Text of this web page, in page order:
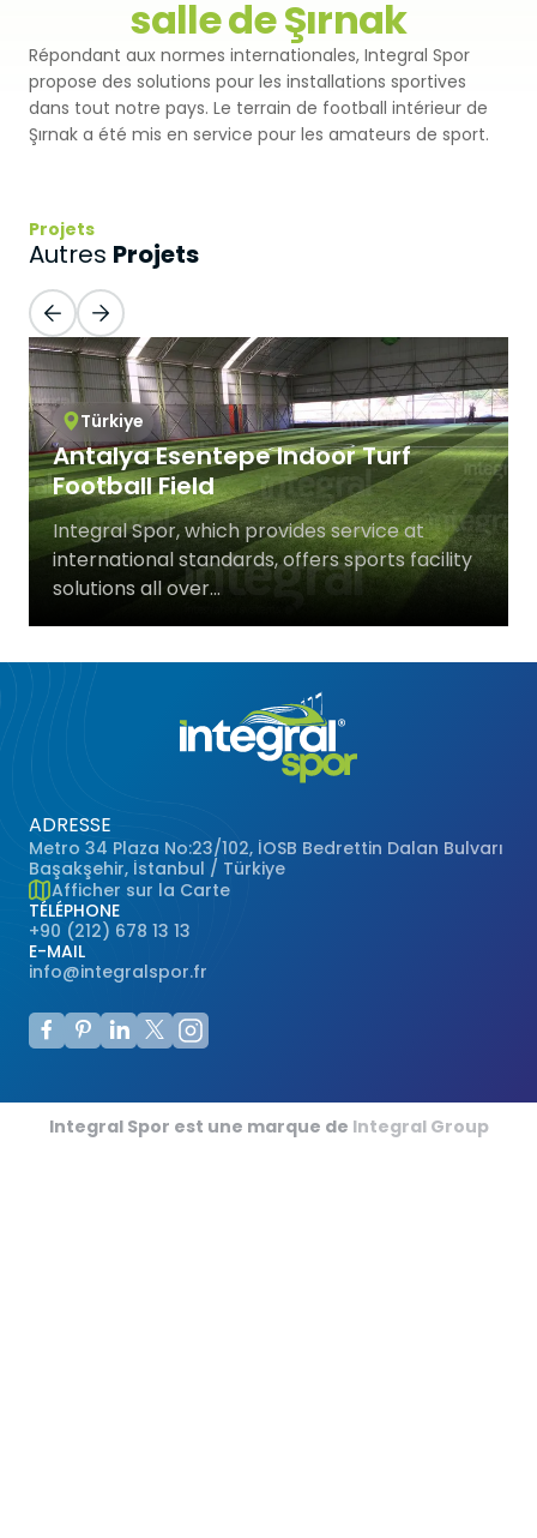
Pistes d'athlétisme
Terrain de Padel
Terrains de Padbol
Terrains de Pickleball
Terrains de Tennis
Terrains de Squash
Tribune en Acier
Terrains de Basketball
Terrains de Volley-ball
Terrains de Handball
Terrains Polyvalents
Terrains de Hockey
Terrains de Baseball
Terrains de Rugby
Terrains de Badminton
Terrains de Cricket
Premium
Monoturf
DuoGrass
Gazon Pour Padel
Gazon Pour Tennis
Gazon de Golf
Gazon Hybride
Gazon Naturel
Revêtement Par Pulvérisation
Revêtement de Sol en PU
Parquet Sportif
PVC Sportif
Revêtement Acrylique
Sol Caoutchouc Modulaire
SBR
Coussin Amortisseur Drainé
Sable de Silice
salle de Şırnak
Répondant aux normes internationales, Integral Spor
propose des solutions pour les installations sportives
dans tout notre pays. Le terrain de football intérieur de
Şırnak a été mis en service pour les amateurs de sport.
Projets
Autres Projets
Türkiye
Antalya Esentepe Indoor Turf
Football Field
Integral Spor, which provides service at
international standards, offers sports facility
solutions all over...
ADRESSE
Metro 34 Plaza No:23/102, İOSB Bedrettin Dalan Bulvarı
Başakşehir, İstanbul / Türkiye
Afficher sur la Carte
TÉLÉPHONE
+90 (212) 678 13 13
E-MAIL
info@integralspor.fr
Integral Spor est une marque de Integral Group